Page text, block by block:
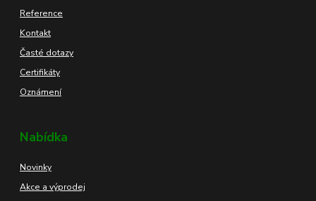
Reference
Kontakt
Časté dotazy
Certifikáty
Oznámení
Nabídka
Novinky
Akce a výprodej